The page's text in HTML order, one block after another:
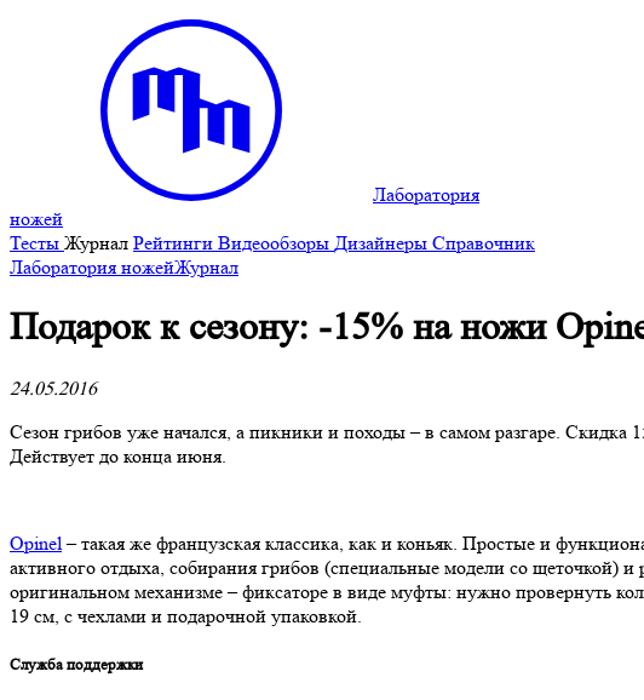
Лаборатория
ножей
Тесты Журнал Рейтинги Видеообзоры Дизайнеры Справочник
Лаборатория ножейЖурнал
​Подарок к сезону: -15% на ножи
24.05.2016
Сезон грибов уже начался, а пикники и походы – в самом разгаре. Скидка
Действует до конца июня.
Opinel– такая же французская классика, как и коньяк. Простые и
активного отдыха, собирания грибов (специальные модели со щеточкой)
оригинальном механизме – фиксаторе в виде муфты: нужно провернуть
19 см, с чехлами и подарочной упаковкой.
Служба поддержки